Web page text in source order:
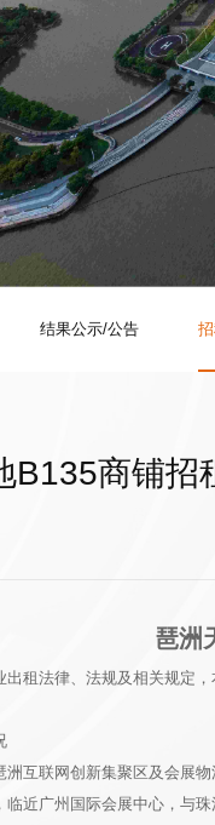
结果公示/公告
B135商铺招
琶洲
出租法律、法规及相关规定
洲互联网创新集聚区及会展
临近广州国际会展中心，与